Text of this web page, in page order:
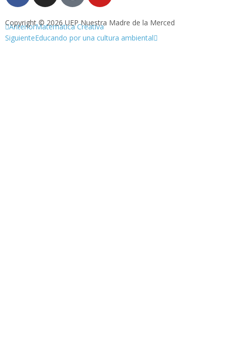
AnteriorMatemática Creativa
SiguienteEducando por una cultura ambiental
Copyright © 2026 UEP Nuestra Madre de la Merced